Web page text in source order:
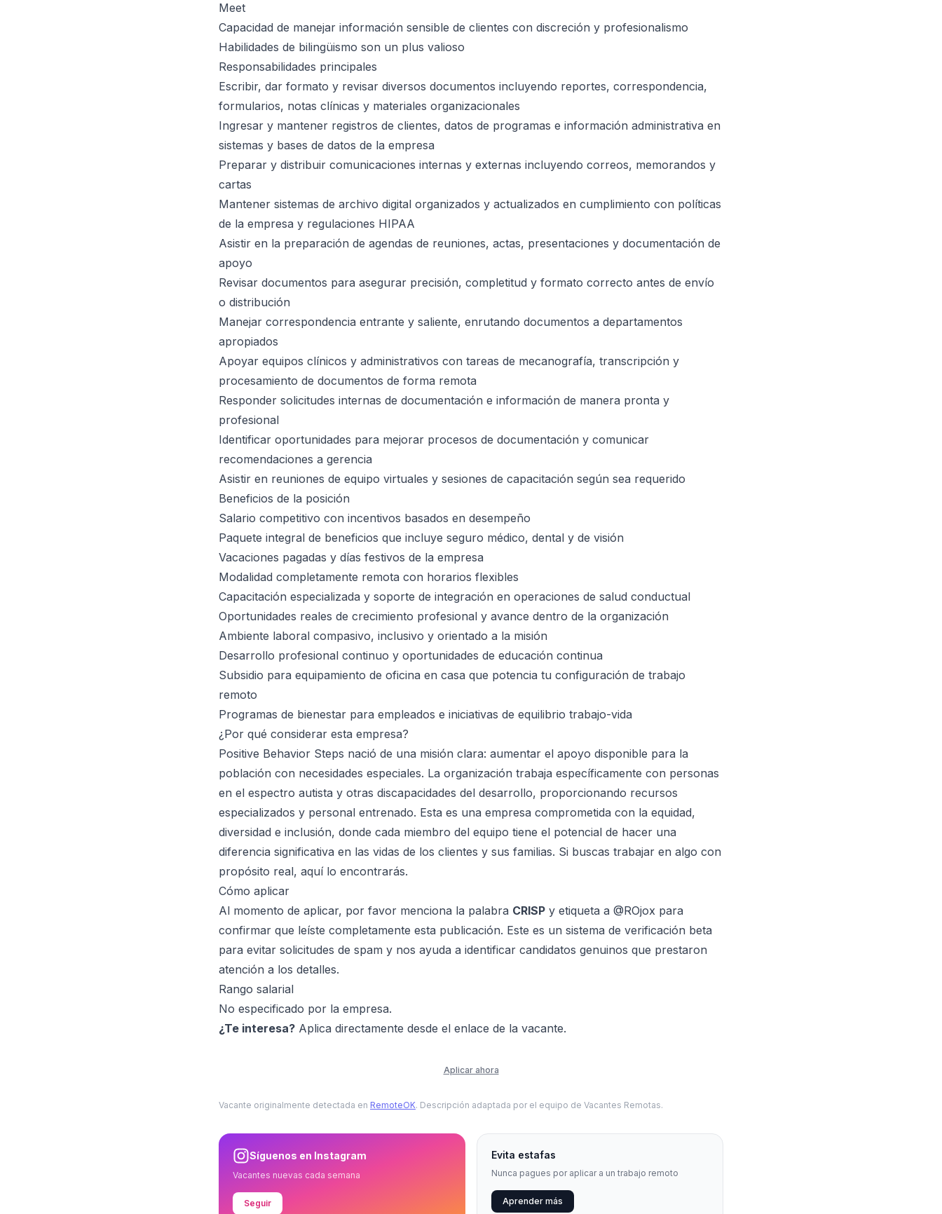
Meet
Capacidad de manejar información sensible de clientes con discreción y profesionalismo
Habilidades de bilingüismo son un plus valioso
Responsabilidades principales
Escribir, dar formato y revisar diversos documentos incluyendo reportes, correspondencia,
formularios, notas clínicas y materiales organizacionales
Ingresar y mantener registros de clientes, datos de programas e información administrativa en
sistemas y bases de datos de la empresa
Preparar y distribuir comunicaciones internas y externas incluyendo correos, memorandos y
cartas
Mantener sistemas de archivo digital organizados y actualizados en cumplimiento con políticas
de la empresa y regulaciones HIPAA
Asistir en la preparación de agendas de reuniones, actas, presentaciones y documentación de
apoyo
Revisar documentos para asegurar precisión, completitud y formato correcto antes de envío
o distribución
Manejar correspondencia entrante y saliente, enrutando documentos a departamentos
apropiados
Apoyar equipos clínicos y administrativos con tareas de mecanografía, transcripción y
procesamiento de documentos de forma remota
Responder solicitudes internas de documentación e información de manera pronta y
profesional
Identificar oportunidades para mejorar procesos de documentación y comunicar
recomendaciones a gerencia
Asistir en reuniones de equipo virtuales y sesiones de capacitación según sea requerido
Beneficios de la posición
Salario competitivo con incentivos basados en desempeño
Paquete integral de beneficios que incluye seguro médico, dental y de visión
Vacaciones pagadas y días festivos de la empresa
Modalidad completamente remota con horarios flexibles
Capacitación especializada y soporte de integración en operaciones de salud conductual
Oportunidades reales de crecimiento profesional y avance dentro de la organización
Ambiente laboral compasivo, inclusivo y orientado a la misión
Desarrollo profesional continuo y oportunidades de educación continua
Subsidio para equipamiento de oficina en casa que potencia tu configuración de trabajo
remoto
Programas de bienestar para empleados e iniciativas de equilibrio trabajo-vida
¿Por qué considerar esta empresa?
Positive Behavior Steps nació de una misión clara: aumentar el apoyo disponible para la
población con necesidades especiales. La organización trabaja específicamente con personas
en el espectro autista y otras discapacidades del desarrollo, proporcionando recursos
especializados y personal entrenado. Esta es una empresa comprometida con la equidad,
diversidad e inclusión, donde cada miembro del equipo tiene el potencial de hacer una
diferencia significativa en las vidas de los clientes y sus familias. Si buscas trabajar en algo con
propósito real, aquí lo encontrarás.
Cómo aplicar
Al momento de aplicar, por favor menciona la palabra CRISP y etiqueta a @ROjox para
confirmar que leíste completamente esta publicación. Este es un sistema de verificación beta
para evitar solicitudes de spam y nos ayuda a identificar candidatos genuinos que prestaron
atención a los detalles.
Rango salarial
No especificado por la empresa.
¿Te interesa? Aplica directamente desde el enlace de la vacante.
Aplicar ahora
Vacante originalmente detectada en RemoteOK. Descripción adaptada por el equipo de Vacantes Remotas.
Síguenos en Instagram
Vacantes nuevas cada semana
Seguir
Evita estafas
Nunca pagues por aplicar a un trabajo remoto
Aprender más